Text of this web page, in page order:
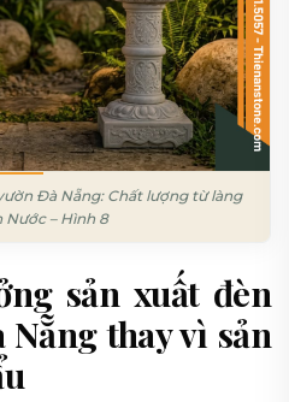
Đà Nẵng: Chất lượng từ làng
Nước – Hình 8
sản xuất đèn
Nẵng thay vì sản